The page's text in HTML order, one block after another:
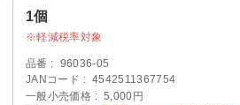
1個
軽減税率対象
品番
96036-05
JANコード
4542511367754
一般小売価格
5,000円